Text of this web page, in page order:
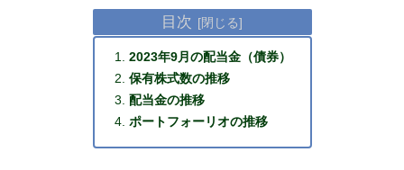
目次
2023年9月の配当金（債券）
保有株式数の推移
配当金の推移
ポートフォーリオの推移